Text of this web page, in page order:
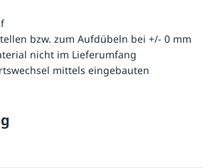
bzw. zum Aufdübeln bei +/- 0 mm
nicht im Lieferumfang
mittels eingebauten